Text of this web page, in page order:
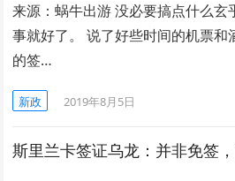
来源：蜗牛出游 没必要搞点什么玄
事就好了。 说了好些时间的机票和
的签…
新政 2019年8月5日
斯里兰卡签证乌龙：并非免签